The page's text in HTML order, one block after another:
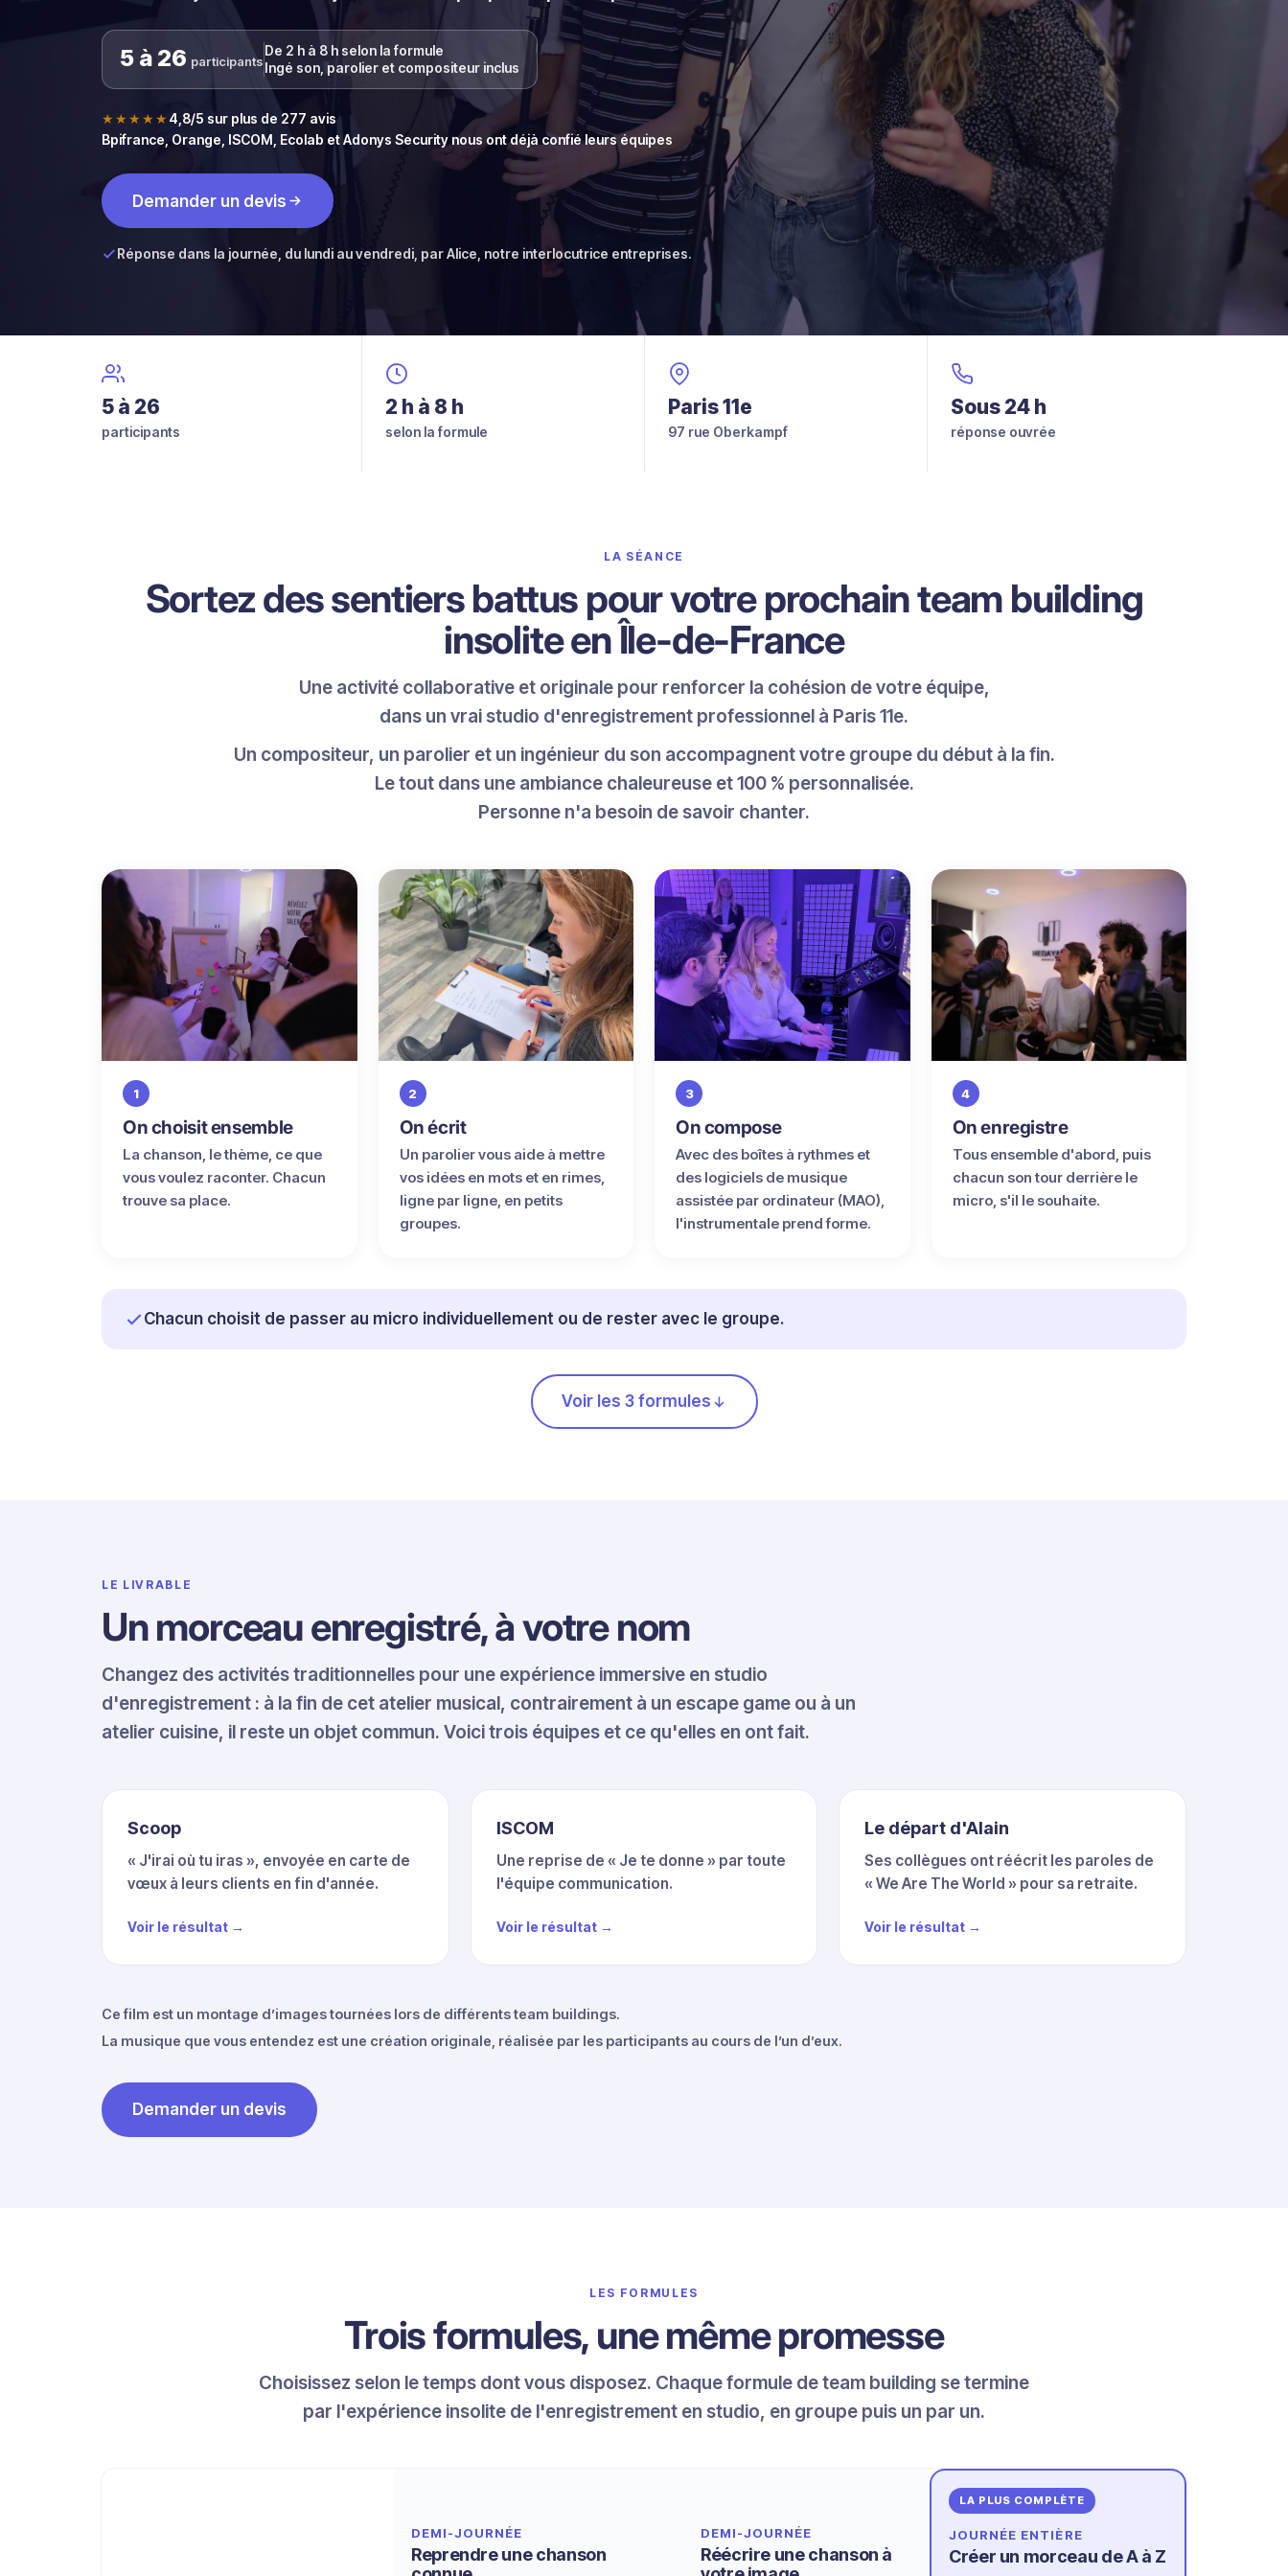
5 à 26 participants
De 2 h à 8 h selon la formule
Ingé son, parolier et compositeur inclus
★★★★★ 4,8/5 sur plus de 277 avis
Bpifrance, Orange, ISCOM, Ecolab et Adonys Security nous ont déjà confié leurs équipes
Demander un devis
Réponse dans la journée, du lundi au vendredi, par Alice, notre interlocutrice entreprises.
5 à 26
participants
2 h à 8 h
selon la formule
Paris 11e
97 rue Oberkampf
Sous 24 h
réponse ouvrée
LA SÉANCE
Sortez des sentiers battus pour votre prochain team building
insolite en Île-de-France
Une activité collaborative et originale pour renforcer la cohésion de votre équipe,
dans un vrai studio d'enregistrement professionnel à Paris 11e.
Un compositeur, un parolier et un ingénieur du son accompagnent votre groupe du début à la fin.
Le tout dans une ambiance chaleureuse et 100 % personnalisée.
Personne n'a besoin de savoir chanter.
1
On choisit ensemble
La chanson, le thème, ce que
vous voulez raconter. Chacun
trouve sa place.
2
On écrit
Un parolier vous aide à mettre
vos idées en mots et en rimes,
ligne par ligne, en petits
groupes.
3
On compose
Avec des boîtes à rythmes et
des logiciels de musique
assistée par ordinateur (MAO),
l'instrumentale prend forme.
4
On enregistre
Tous ensemble d'abord, puis
chacun son tour derrière le
micro, s'il le souhaite.
Chacun choisit de passer au micro individuellement ou de rester avec le groupe.
Voir les 3 formules
LE LIVRABLE
Un morceau enregistré, à votre nom
Changez des activités traditionnelles pour une expérience immersive en studio
d'enregistrement : à la fin de cet atelier musical, contrairement à un escape game ou à un
atelier cuisine, il reste un objet commun. Voici trois équipes et ce qu'elles en ont fait.
Scoop
« J'irai où tu iras », envoyée en carte de
vœux à leurs clients en fin d'année.
Voir le résultat →
ISCOM
Une reprise de « Je te donne » par toute
l'équipe communication.
Voir le résultat →
Le départ d'Alain
Ses collègues ont réécrit les paroles de
« We Are The World » pour sa retraite.
Voir le résultat →
Ce film est un montage d’images tournées lors de différents team buildings.
La musique que vous entendez est une création originale, réalisée par les participants au cours de l’un d’eux.
Demander un devis
LES FORMULES
Trois formules, une même promesse
Choisissez selon le temps dont vous disposez. Chaque formule de team building se termine
par l'expérience insolite de l'enregistrement en studio, en groupe puis un par un.
DEMI-JOURNÉE
Reprendre une chanson
DEMI-JOURNÉE
Réécrire une chanson à
LA PLUS COMPLÈTE
JOURNÉE ENTIÈRE
Créer un morceau de A à Z